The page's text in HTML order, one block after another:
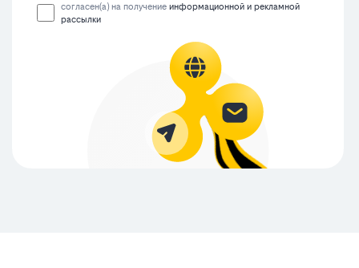
согласен(а) на получениеинформационной и рекламной
рассылки